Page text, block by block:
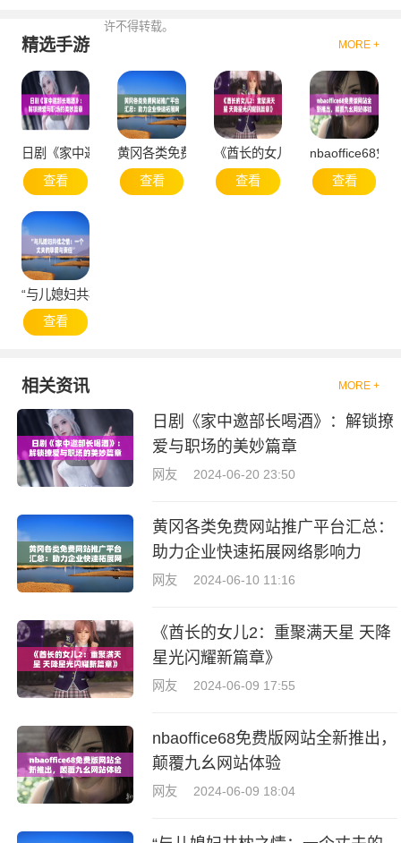
许不得转载。
精选手游 MORE +
日剧《家中邀部长喝酒》：解锁撩爱与职场的美妙篇章
查看
黄冈各类免费网站推广平台汇总：助力企业快速拓
查看
《酋长的女儿2：重聚满天星 天
查看
nbaoffice68免
查看
“与儿媳妇共枕之情：一个丈夫的挚爱与责任”
查看
相关资讯 MORE +
日剧《家中邀部长喝酒》：解锁撩
爱与职场的美妙篇章
网友 2024-06-20 23:50
黄冈各类免费网站推广平台汇总：
助力企业快速拓展网络影响力
网友 2024-06-10 11:16
《酋长的女儿2：重聚满天星 天降
星光闪耀新篇章》
网友 2024-06-09 17:55
nbaoffice68免费版网站全新推出，
颠覆九幺网站体验
网友 2024-06-09 18:04